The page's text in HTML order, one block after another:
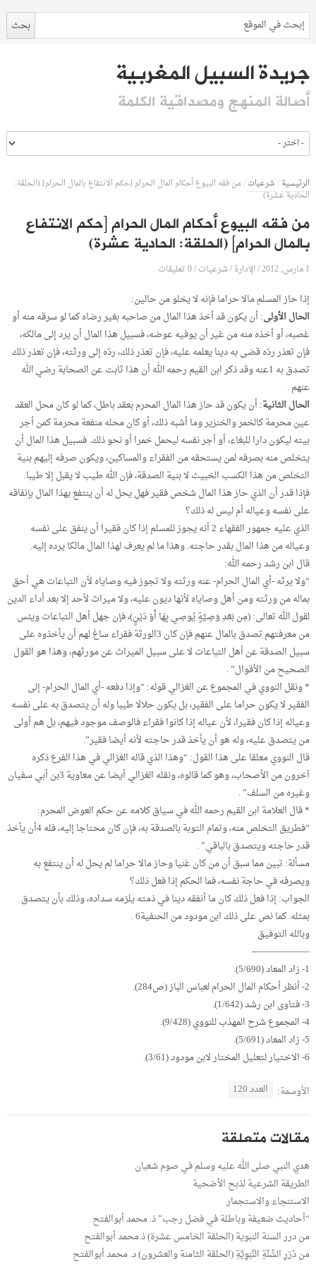
جريدة السبيل المغربية
أصالة المنهج ومصداقية الكلمة
الرئيسية/شرعيات/من فقه البيوع أحكام المال الحرام [حكم الانتفاع بالمال الحرام] (الحلقة:
الحادية عشرة)
من فقه البيوع أحكام المال الحرام [حكم الانتفاع
بالمال الحرام] (الحلقة: الحادية عشرة)
1 مارس, 2012 /الإدارة/شرعيات/0 تعليقات
إذا حاز المسلم مالا حراما فإنه لا يخلو من حالين:
الحال الأولى: أن يكون قد أخذ هذا المال من صاحبه بغير رضاه كما لو سرقه منه أو
غصبه، أو أخذه منه من غير أن يوفيه عوضه، فسبيل هذا المال أن يرد إلى مالكه،
فإن تعذر ردّه قضى به دينا يعلمه عليه، فإن تعذر ذلك، ردّه إلى ورثته، فإن تعذر ذلك
تصدق به 1عنه وقد ذكر ابن القيم رحمه الله أن هذا ثابت عن الصحابة رضي الله
عنهم .
الحال الثانية: أن يكون قد حاز هذا المال المحرم بعقد باطل، كما لو كان محل العقد
عين محرمة كالخمر والخنزير وما أشبه ذلك، أو كان محله منفعة محرمة كمن أجر
بيته ليكون دارا للبغاء، أو أجر نفسه ليحمل خمرا أو نحو ذلك. فسبيل هذا المال أن
يتخلص منه بصرفه لمن يستحقه من الفقراء والمساكين، ويكون صرفه إليهم بنية
التخلص من هذا الكسب الخبيث لا بنية الصدقة، فإن الله طيب لا يقبل إلا طيبا.
فإذا قدر أن الذي حاز هذا المال شخص فقير فهل يحل له أن ينتفع بهذا المال بإنفاقه
على نفسه وعياله أم ليس له ذلك؟
الذي عليه جمهور الفقهاء 2 أنه يجوز للمسلم إذا كان فقيرا أن ينفق على نفسه
وعياله من هذا المال بقدر حاجته. وهذا ما لم يعرف لهذا المال مالكا يرده إليه.
قال ابن رشد رحمه الله:
“ولا يرثه -أي المال الحرام- عنه ورثته ولا تجوز فيه وصاياه لأن التباعات هي أحق
بماله من ورثته ومن أهل وصاياه لأنها ديون عليه، ولا ميراث لأحد إلا بعد أداء الدين
لقول الله تعالى: (مِن بَعْدِ وَصِيَّةٍ يُوصِي بِهَا أَوْ دَيْنٍ)، فإن جهل أهل التباعات ويئس
من معرفتهم تصدق بالمال عنهم فإن كان 3الورثة فقراء ساغ لهم أن يأخذوه على
سبيل الصدقة عن أهل التباعات لا على سبيل الميراث عن مورثهم، وهذا هو القول
الصحيح من الأقوال” .
* ونقل النووي في المجموع عن الغزالي قوله: “وإذا دفعه -أي المال الحرام- إلى
الفقير لا يكون حراما على الفقير، بل يكون حلالا طيبا وله أن يتصدق به على نفسه
وعياله إذا كان فقيرا، لأن عياله إذا كانوا فقراء فالوصف موجود فيهم، بل هم أولى
من يتصدق عليه، وله هو أن يأخذ قدر حاجته لأنه أيضا فقير”.
قال النووي معلقا على هذا القول: “وهذا الذي قاله الغزالي في هذا الفرع ذكره
آخرون من الأصحاب، وهو كما قالوه، ونقله الغزالي أيضا عن معاوية 3بن أبي سفيان
وغيره من السلف” .
* قال العلامة ابن القيم رحمه الله في سياق كلامه عن حكم العوض المحرم:
“فطريق التخلص منه، وتمام التوبة بالصدقة به، فإن كان محتاجا إليه، فله 4أن يأخذ
قدر حاجته ويتصدق بالباقي” .
مسألة: تبين مما سبق أن من كان غنيا وحاز مالا حراما لم يحل له أن ينتفع به
ويصرفه في حاجة نفسه، فما الحكم إذا فعل ذلك؟
الجواب: إذا فعل ذلك كان ما أنفقه دينا في ذمته يلزمه سداده، وذلك بأن يتصدق
بمثله. كما نص على ذلك ابن مودود من الحنفية6 .
وبالله التوفيق
——————-
1- زاد المعاد (5/690).
2- أنظر أحكام المال الحرام لعباس الباز (ص284).
3- فتاوى ابن رشد (1/642).
4- المجموع شرح المهذب للنووي (9/428).
5- زاد المعاد (5/691).
6- الاختيار لتعليل المختار لابن مودود (3/61).
الأوسمة: العدد 120
مقالات متعلقة
هدي النبي صلى الله عليه وسلم في صوم شعبان
الطريقة الشرعية لذبح الأضحية
الاستنجاء والاستجمار
“أحاديث ضعيفة وباطلة في فضل رجب” ذ. محمد أبوالفتح
من درر السنة النبوية (الحلقة الخامس عشرة) ذ.محمد أبوالفتح
من دُرَرِ السُّنَّةِ النَّبَوِيَّةِ (الحلقة الثامنة والعشرون) د. محمد أبوالفتح